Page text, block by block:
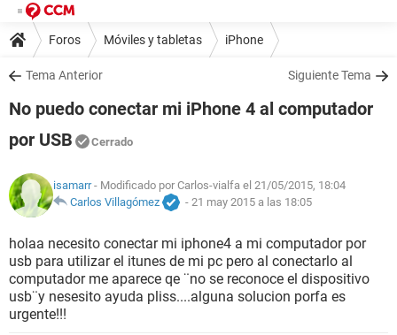
Foros Móviles y tabletas iPhone
Tema Anterior Siguiente Tema
No puedo conectar mi iPhone 4 al computador
por USB
Cerrado
isamarr- Modificado por Carlos-vialfa el 21/05/2015, 18:04
Carlos Villagómez
- 21 may 2015 a las 18:05
holaa necesito conectar mi iphone4 a mi computador por
usb para utilizar el itunes de mi pc pero al conectarlo al
computador me aparece qe ¨no se reconoce el dispositivo
usb¨y nesesito ayuda pliss....alguna solucion porfa es
urgente!!!